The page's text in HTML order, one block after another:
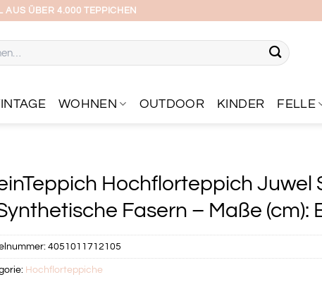
AUS ÜBER 4.000 TEPPICHEN
WOHNEN OUTDOOR KINDER FELLE
Hochflorteppich Juwel
Fasern – Maße (cm):
4051011712105
Hochflorteppiche